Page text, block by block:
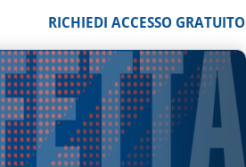
RICHIEDI ACCESSO GRATUITO